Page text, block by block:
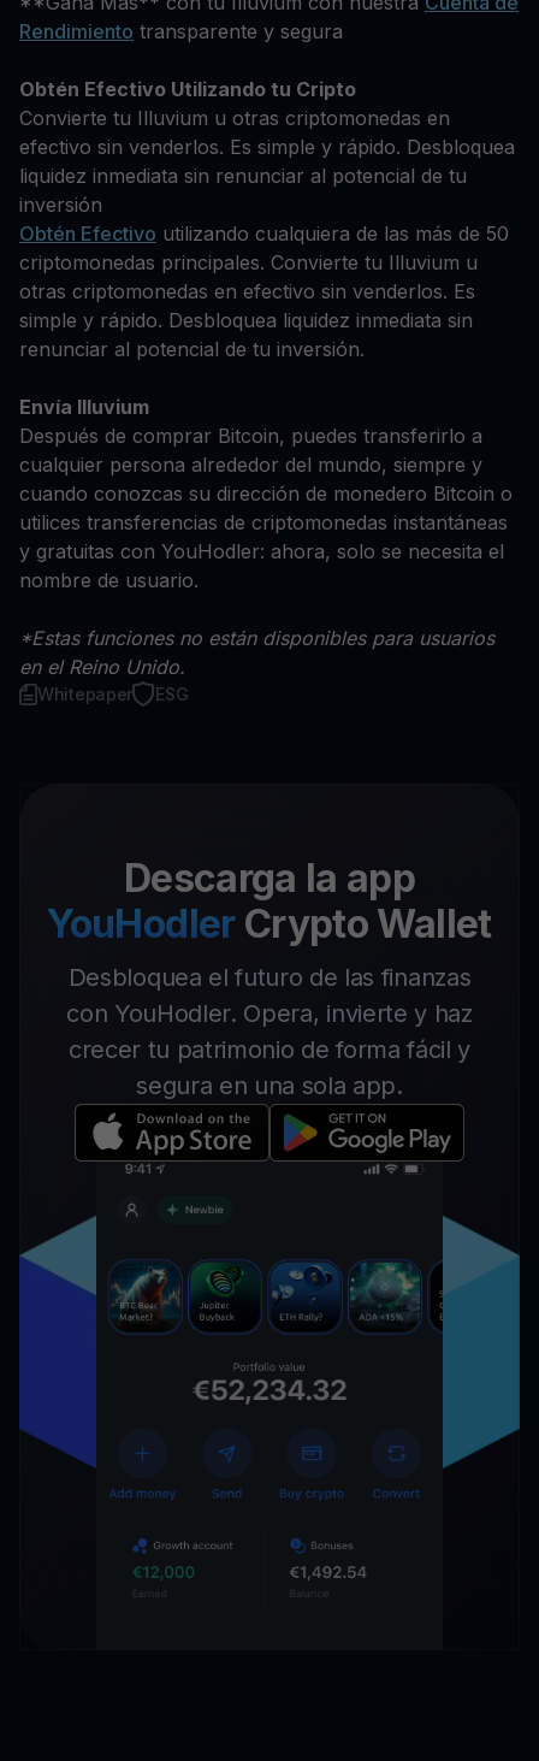
Rendimiento transparente y segura
Obtén Efectivo Utilizando tu Cripto
Convierte tu Illuvium u otras criptomonedas en
efectivo sin venderlos. Es simple y rápido. Desbloquea
liquidez inmediata sin renunciar al potencial de tu
inversión
Obtén Efectivo utilizando cualquiera de las más de 50
criptomonedas principales. Convierte tu Illuvium u
otras criptomonedas en efectivo sin venderlos. Es
simple y rápido. Desbloquea liquidez inmediata sin
renunciar al potencial de tu inversión.
Envía Illuvium
Después de comprar Bitcoin, puedes transferirlo a
cualquier persona alrededor del mundo, siempre y
cuando conozcas su dirección de monedero Bitcoin o
utilices transferencias de criptomonedas instantáneas
y gratuitas con YouHodler: ahora, solo se necesita el
nombre de usuario.
*Estas funciones no están disponibles para usuarios
en el Reino Unido.
Whitepaper ESG
Descarga la app
YouHodler Crypto Wallet
Desbloquea el futuro de las finanzas
con YouHodler. Opera, invierte y haz
crecer tu patrimonio de forma fácil y
segura en una sola app.